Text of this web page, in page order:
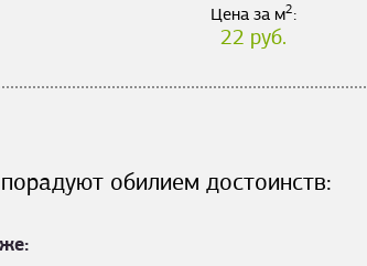
Цена за м2:
22 руб.
обилием достоинств: